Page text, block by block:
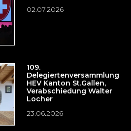
02.07.2026
109.
Delegiertenversammlung
HEV Kanton St.Gallen,
Verabschiedung Walter
Locher
23.06.2026